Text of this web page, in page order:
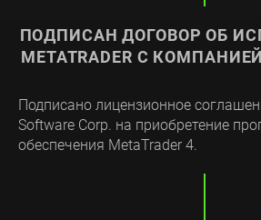
ПОДПИСАН ДОГОВОР ОБ
METATRADER С КОМПАНИЕЙ
Подписано лицензионное
Software Corp. на приобретение
обеспечения MetaTrader 4.